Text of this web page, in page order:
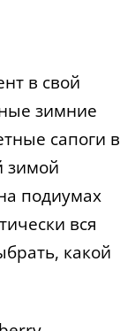
в свой
зимние
сапоги в
зимой
подиумах
вся
какой